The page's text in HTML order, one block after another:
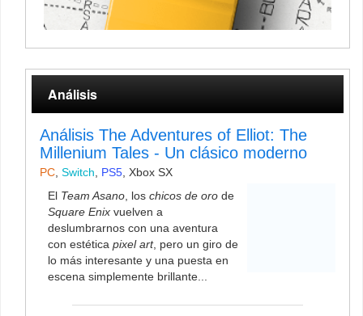
Análisis
Análisis The Adventures of Elliot: The
Millenium Tales - Un clásico moderno
PC, Switch, PS5, Xbox SX
El Team Asano, los chicos de oro de
Square Enix vuelven a
deslumbrarnos con una aventura
con estética pixel art, pero un giro de
lo más interesante y una puesta en
escena simplemente brillante...